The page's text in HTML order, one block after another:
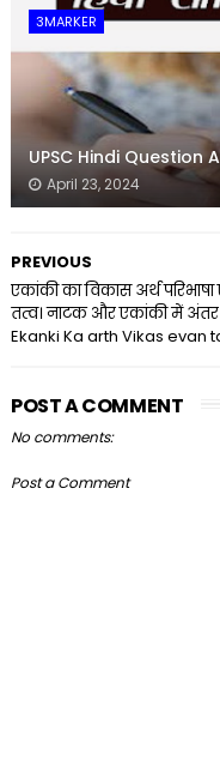
3MARKER
UPSC Hindi Question
April 23, 2024
PREVIOUS
एकांकी का विकास अर्थ
तत्व। नाटक और एकांकी में
Ekanki Ka arth Vikas evan
POST A COMMENT
No comments:
Post a Comment